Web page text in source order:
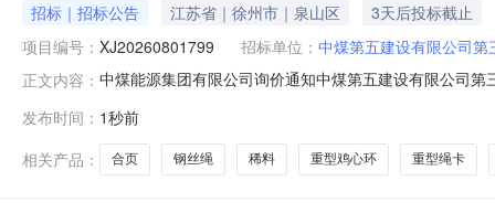
招标｜招标公告 江苏省｜徐州市｜泉山区
3天后投标截止
项目编号： XJ20260801799 招标单位： 中煤第五建设有限公司第
正文内容： 中煤能源集团有限公司询价通知中煤第五建设有限公司
中煤供应链系统（http://ego.chinacoal.com）后，进行
发布时间： 1秒前
相关产品：
合页 钢丝绳 稀料 重型鸡心环 重型绳卡